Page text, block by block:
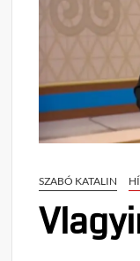
SZABÓ KATALIN